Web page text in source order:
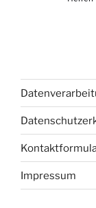
Impressum